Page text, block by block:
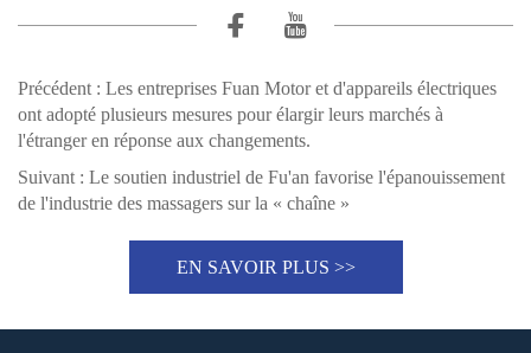
Précédent : Les entreprises Fuan Motor et d'appareils électriques
ont adopté plusieurs mesures pour élargir leurs marchés à
l'étranger en réponse aux changements.
Suivant : Le soutien industriel de Fu'an favorise l'épanouissement
de l'industrie des massagers sur la « chaîne »
EN SAVOIR PLUS >>